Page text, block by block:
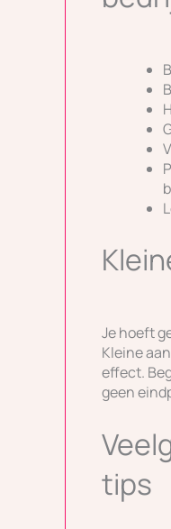
Je hoeft
Kleine
effect.
geen
tips